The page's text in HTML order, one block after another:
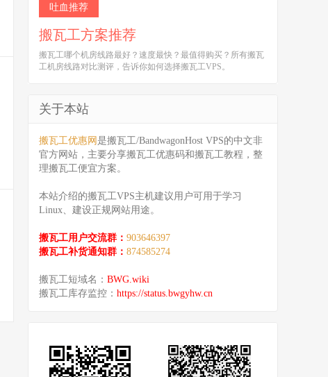
吐血推荐
搬瓦工方案推荐
搬瓦工哪个机房线路最好？速度最快？最值得购买？所有搬瓦
工机房线路对比测评，告诉你如何选择搬瓦工VPS。
关于本站
搬瓦工优惠网 是搬瓦工/BandwagonHost VPS的中文非
官方网站，主要分享搬瓦工优惠码和搬瓦工教程，整
理搬瓦工便宜方案。
本站介绍的搬瓦工VPS主机建议用户可用于学习
Linux、建设正规网站用途。
搬瓦工用户交流群： 903646397
搬瓦工补货通知群： 874585274
搬瓦工短域名： BWG.wiki
搬瓦工库存监控： https://status.bwgyhw.cn